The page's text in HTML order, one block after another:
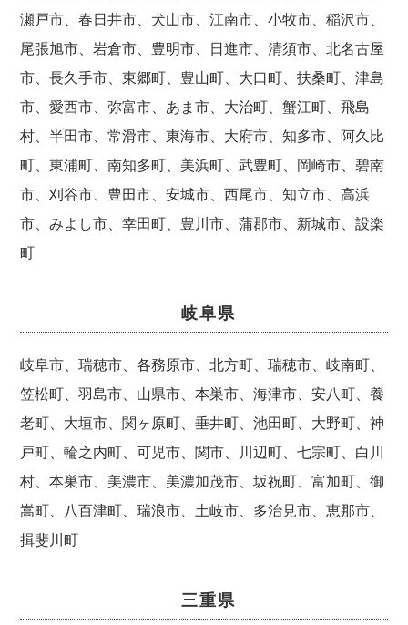
瀬戸市、春日井市、犬山市、江南市、小牧市、稲沢市、
尾張旭市、岩倉市、豊明市、日進市、清須市、北名古屋
市、長久手市、東郷町、豊山町、大口町、扶桑町、津島
市、愛西市、弥富市、あま市、大治町、蟹江町、飛島
村、半田市、常滑市、東海市、大府市、知多市、阿久比
町、東浦町、南知多町、美浜町、武豊町、岡崎市、碧南
市、刈谷市、豊田市、安城市、西尾市、知立市、高浜
市、みよし市、幸田町、豊川市、蒲郡市、新城市、設楽
町
岐阜県
岐阜市、瑞穂市、各務原市、北方町、瑞穂市、岐南町、
笠松町、羽島市、山県市、本巣市、海津市、安八町、養
老町、大垣市、関ヶ原町、垂井町、池田町、大野町、神
戸町、輪之内町、可児市、関市、川辺町、七宗町、白川
村、本巣市、美濃市、美濃加茂市、坂祝町、富加町、御
嵩町、八百津町、瑞浪市、土岐市、多治見市、恵那市、
揖斐川町
三重県